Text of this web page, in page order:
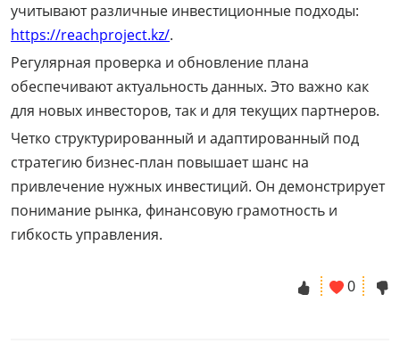
учитывают различные инвестиционные подходы:
https://reachproject.kz/.
Регулярная проверка и обновление плана
обеспечивают актуальность данных. Это важно как
для новых инвесторов, так и для текущих партнеров.
Четко структурированный и адаптированный под
стратегию бизнес-план повышает шанс на
привлечение нужных инвестиций. Он демонстрирует
понимание рынка, финансовую грамотность и
гибкость управления.
0